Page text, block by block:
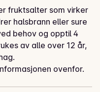
fruktsalter som virker
halsbrann eller sure
behov og opptil 4
av alle over 12 år,
ovenfor.